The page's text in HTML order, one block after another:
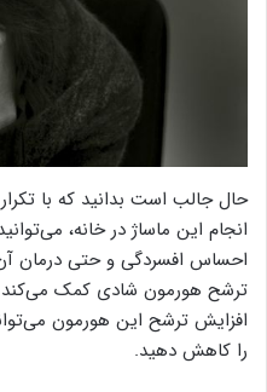
حال جالب است بدانید که با
انجام این ماساژ در خانه،
احساس افسردگی و حتی درمان آن
ترشح هورمون شادی کمک می‌کند
افزایش ترشح این هورمون
را کاهش دهید.